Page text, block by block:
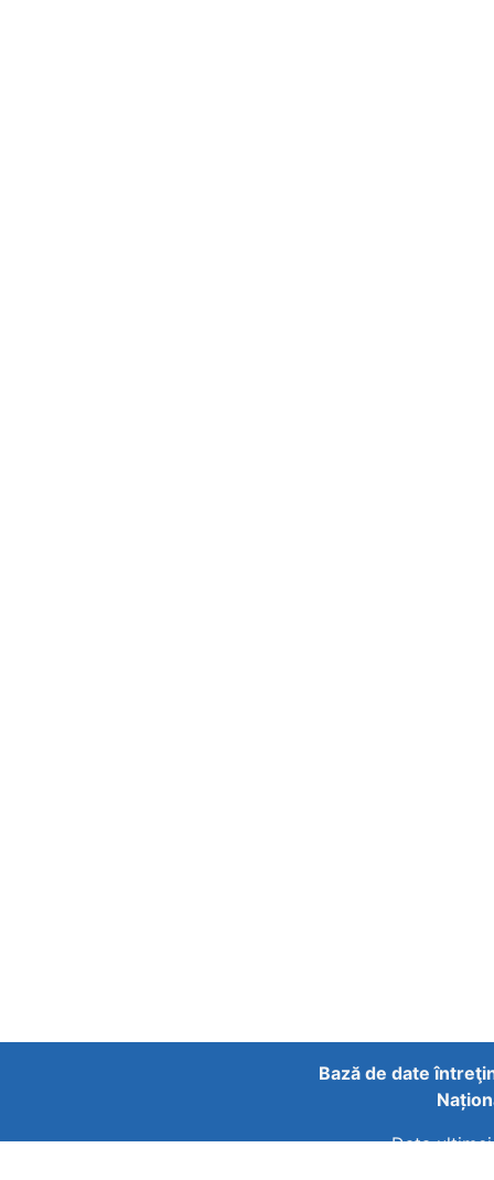
Bază de date
Data